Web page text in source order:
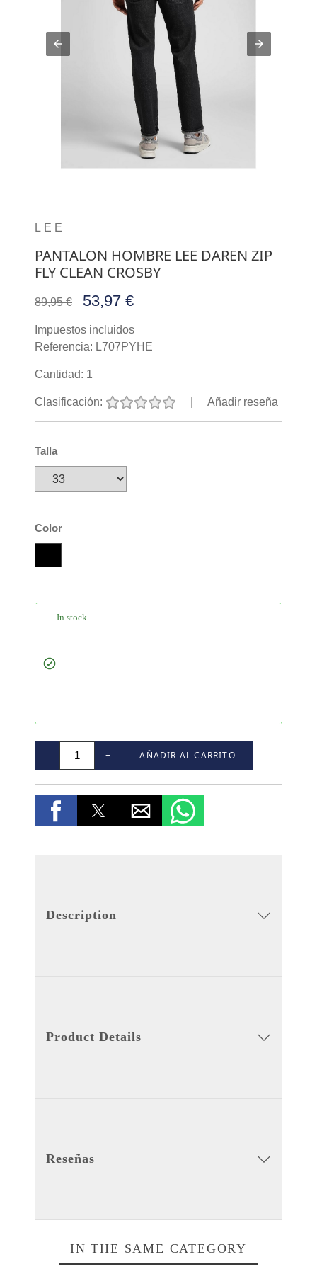
LEE
PANTALON HOMBRE LEE DAREN ZIP
FLY CLEAN CROSBY
89,95 € 53,97 €
Impuestos incluidos
Referencia: L707PYHE
Cantidad: 1
Clasificación: Añadir reseña
Talla
Color
In stock
- + AÑADIR AL CARRITO
Description
Product Details
Reseñas
IN THE SAME CATEGORY